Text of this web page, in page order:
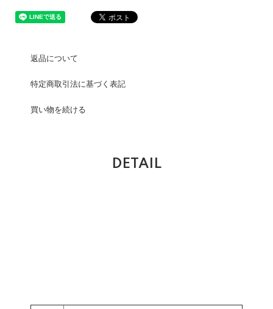
返品について
特定商取引法に基づく表記
買い物を続ける
DETAIL